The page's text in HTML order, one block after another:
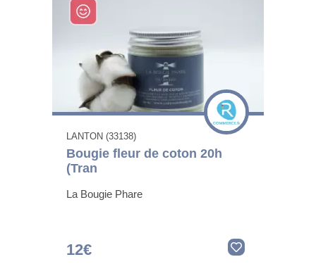
LANTON (33138)
Bougie fleur de coton 20h
(Tran
La Bougie Phare
12€